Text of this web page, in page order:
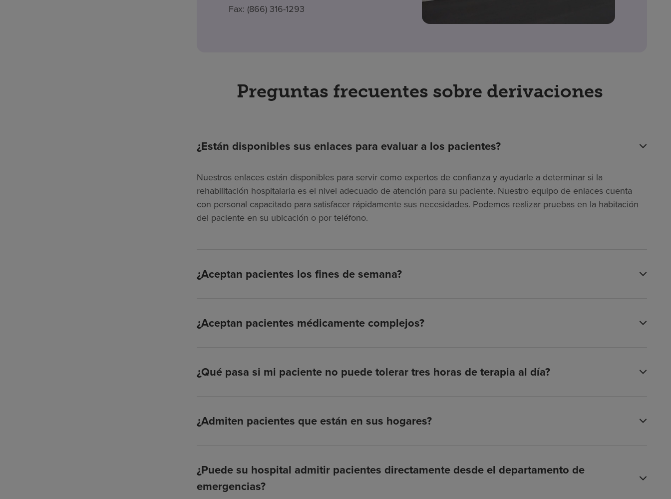
Fax: (866) 316-1293
Preguntas frecuentes sobre derivaciones
¿Están disponibles sus enlaces para evaluar a los pacientes?
Nuestros enlaces están disponibles para servir como expertos de confianza y ayudarle a determinar si la
rehabilitación hospitalaria es el nivel adecuado de atención para su paciente. Nuestro equipo de enlaces cuenta
con personal capacitado para satisfacer rápidamente sus necesidades. Podemos realizar pruebas en la habitación
del paciente en su ubicación o por teléfono.
¿Aceptan pacientes los fines de semana?
¿Aceptan pacientes médicamente complejos?
¿Qué pasa si mi paciente no puede tolerar tres horas de terapia al día?
¿Admiten pacientes que están en sus hogares?
¿Puede su hospital admitir pacientes directamente desde el departamento de
emergencias?